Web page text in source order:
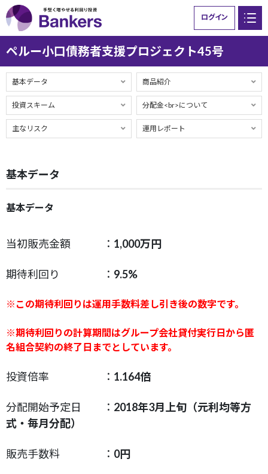
Bankersとは ファンド一覧
ご利用ガイド ニュース
お問い合わせ
ログイン
ペルー小口債務者支援プロジェクト45号
基本データ 商品紹介
投資スキーム 分配金<br>について
主なリスク 運用レポート
基本データ
基本データ
当初販売金額 ： 1,000万円
期待利回り ： 9.5%
※この期待利回りは運用手数料差し引き後の数字です。
※期待利回りの計算期間はグループ会社貸付実行日から匿
名組合契約の終了日までとしています。
投資倍率 ： 1.164倍
分配開始予定日 ： 2018年3月上旬（元利均等方
式・毎月分配）
販売手数料 ： 0円